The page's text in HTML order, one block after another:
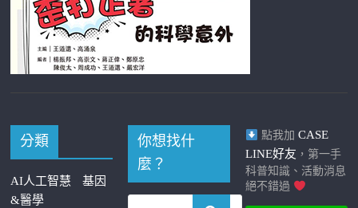
分類
AI人工智慧
基因
&醫學
你想找什
麼？
點我加 CASE
LINE好友 ，第一手
科普知識、活動消息
絕不錯過